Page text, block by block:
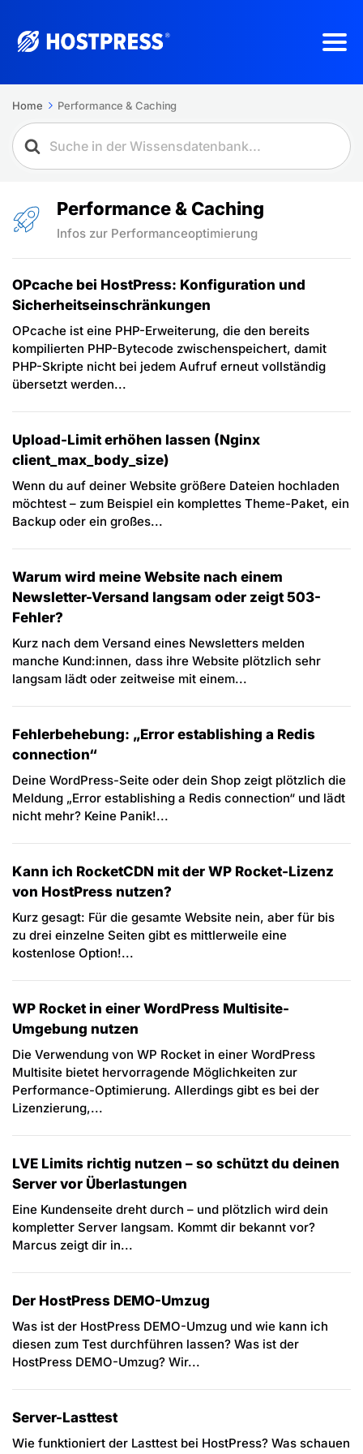
Home Performance & Caching
Performance & Caching
Infos zur Performanceoptimierung
OPcache bei HostPress: Konfiguration und
Sicherheitseinschränkungen
OPcache ist eine PHP-Erweiterung, die den bereits
kompilierten PHP-Bytecode zwischenspeichert, damit
PHP-Skripte nicht bei jedem Aufruf erneut vollständig
übersetzt werden...
Upload-Limit erhöhen lassen (Nginx
client_max_body_size)
Wenn du auf deiner Website größere Dateien hochladen
möchtest – zum Beispiel ein komplettes Theme-Paket, ein
Backup oder ein großes...
Warum wird meine Website nach einem
Newsletter-Versand langsam oder zeigt 503-
Fehler?
Kurz nach dem Versand eines Newsletters melden
manche Kund:innen, dass ihre Website plötzlich sehr
langsam lädt oder zeitweise mit einem...
Fehlerbehebung: „Error establishing a Redis
connection“
Deine WordPress-Seite oder dein Shop zeigt plötzlich die
Meldung „Error establishing a Redis connection“ und lädt
nicht mehr? Keine Panik!...
Kann ich RocketCDN mit der WP Rocket-Lizenz
von HostPress nutzen?
Kurz gesagt: Für die gesamte Website nein, aber für bis
zu drei einzelne Seiten gibt es mittlerweile eine
kostenlose Option!...
WP Rocket in einer WordPress Multisite-
Umgebung nutzen
Die Verwendung von WP Rocket in einer WordPress
Multisite bietet hervorragende Möglichkeiten zur
Performance-Optimierung. Allerdings gibt es bei der
Lizenzierung,...
LVE Limits richtig nutzen – so schützt du deinen
Server vor Überlastungen
Eine Kundenseite dreht durch – und plötzlich wird dein
kompletter Server langsam. Kommt dir bekannt vor?
Marcus zeigt dir in...
Der HostPress DEMO-Umzug
Was ist der HostPress DEMO-Umzug und wie kann ich
diesen zum Test durchführen lassen? Was ist der
HostPress DEMO-Umzug? Wir...
Server-Lasttest
Wie funktioniert der Lasttest bei HostPress? Was schauen